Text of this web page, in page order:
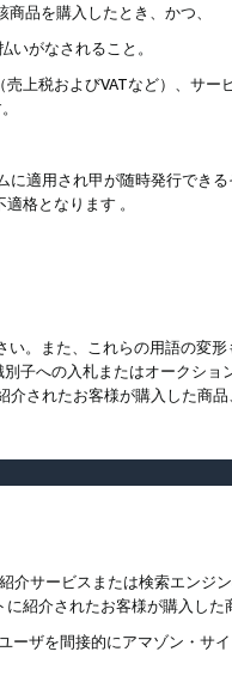
品を購入したとき、かつ、
がなされること。
上税およびVATなど）、サー
適用され甲が随時発行でき
格となります 。
。また、これらの用語の変形
子への入札またはオークショ
されたお客様が購入した商品
介サービスまたは検索エンジ
紹介されたお客様が購入した
ーザを間接的にアマゾン・サ